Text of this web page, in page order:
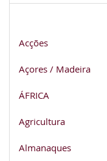
Acções
Açores / Madeira
ÁFRICA
Agricultura
Almanaques